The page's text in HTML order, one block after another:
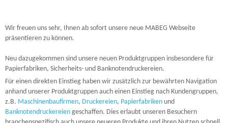
Wir freuen uns sehr, Ihnen ab sofort unsere neue MABEG Webseite
präsentieren zu können.
Neu dazugekommen sind unsere neuen Produktgruppen insbesondere für
Papierfabriken, Sicherheits- und Banknotendruckereien.
Für einen direkten Einstieg haben wir zusätzlich zur bewährten Navigation
anhand unserer Produktgruppen auch einen Einstieg nach Kundengruppen,
z.B. Maschinenbaufirmen, Druckereien, Papierfabriken und
Banknotendruckereien geschaffen. Dies erlaubt unseren Besuchern